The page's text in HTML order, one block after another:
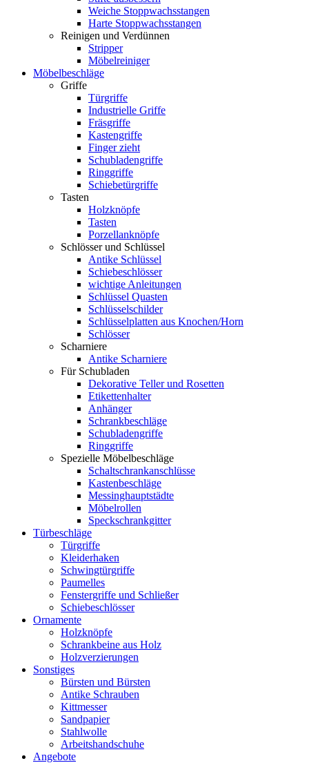
Weiche Stoppwachsstangen
Harte Stoppwachsstangen
Reinigen und Verdünnen
Stripper
Möbelreiniger
Möbelbeschläge
Griffe
Türgriffe
Industrielle Griffe
Fräsgriffe
Kastengriffe
Finger zieht
Schubladengriffe
Ringgriffe
Schiebetürgriffe
Tasten
Holzknöpfe
Tasten
Porzellanknöpfe
Schlösser und Schlüssel
Antike Schlüssel
Schiebeschlösser
wichtige Anleitungen
Schlüssel Quasten
Schlüsselschilder
Schlüsselplatten aus Knochen/Horn
Schlösser
Scharniere
Antike Scharniere
Für Schubladen
Dekorative Teller und Rosetten
Etikettenhalter
Anhänger
Schrankbeschläge
Schubladengriffe
Ringgriffe
Spezielle Möbelbeschläge
Schaltschrankanschlüsse
Kastenbeschläge
Messinghauptstädte
Möbelrollen
Speckschrankgitter
Türbeschläge
Türgriffe
Kleiderhaken
Schwingtürgriffe
Paumelles
Fenstergriffe und Schließer
Schiebeschlösser
Ornamente
Holzknöpfe
Schrankbeine aus Holz
Holzverzierungen
Sonstiges
Bürsten und Bürsten
Antike Schrauben
Kittmesser
Sandpapier
Stahlwolle
Arbeitshandschuhe
Angebote